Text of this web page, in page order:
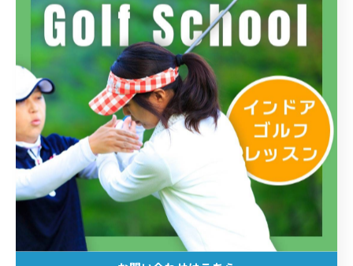
電話番号 : 03-5399-7022
フィットイン四谷店
住所 : 東京都新宿区四谷２丁目１１ アシストビル3F
電話番号 : 03-5366-0022
三鷹でコースレッスンを実施
--------------------------------------------------------------------